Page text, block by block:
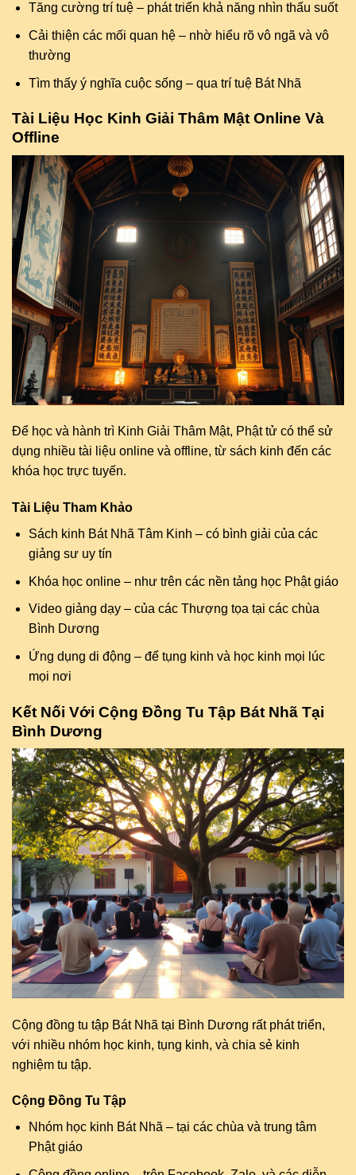
Tăng cường trí tuệ – phát triển khả năng nhìn thấu suốt
Cải thiện các mối quan hệ – nhờ hiểu rõ vô ngã và vô
thường
Tìm thấy ý nghĩa cuộc sống – qua trí tuệ Bát Nhã
Tài Liệu Học Kinh Giải Thâm Mật Online Và
Offline
Để học và hành trì Kinh Giải Thâm Mật, Phật tử có thể sử
dụng nhiều tài liệu online và offline, từ sách kinh đến các
khóa học trực tuyến.
Tài Liệu Tham Khảo
Sách kinh Bát Nhã Tâm Kinh – có bình giải của các
giảng sư uy tín
Khóa học online – như trên các nền tảng học Phật giáo
Video giảng dạy – của các Thượng tọa tại các chùa
Bình Dương
Ứng dụng di động – để tụng kinh và học kinh mọi lúc
mọi nơi
Kết Nối Với Cộng Đồng Tu Tập Bát Nhã Tại
Bình Dương
Cộng đồng tu tập Bát Nhã tại Bình Dương rất phát triển,
với nhiều nhóm học kinh, tụng kinh, và chia sẻ kinh
nghiệm tu tập.
Cộng Đồng Tu Tập
Nhóm học kinh Bát Nhã – tại các chùa và trung tâm
Phật giáo